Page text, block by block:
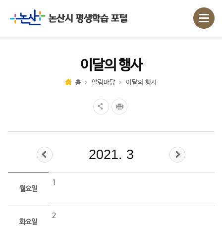
이달의 행사
홈 알림마당 이달의 행사
2021. 3
월요일
1
화요일
2